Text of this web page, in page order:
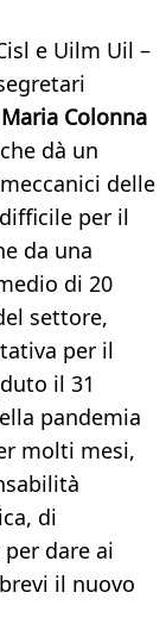
e Uilm Uil –
Colonna
dà un
delle
per il
da una
di 20
settore,
per il
il 31
pandemia
molti mesi,
di
dare ai
il nuovo